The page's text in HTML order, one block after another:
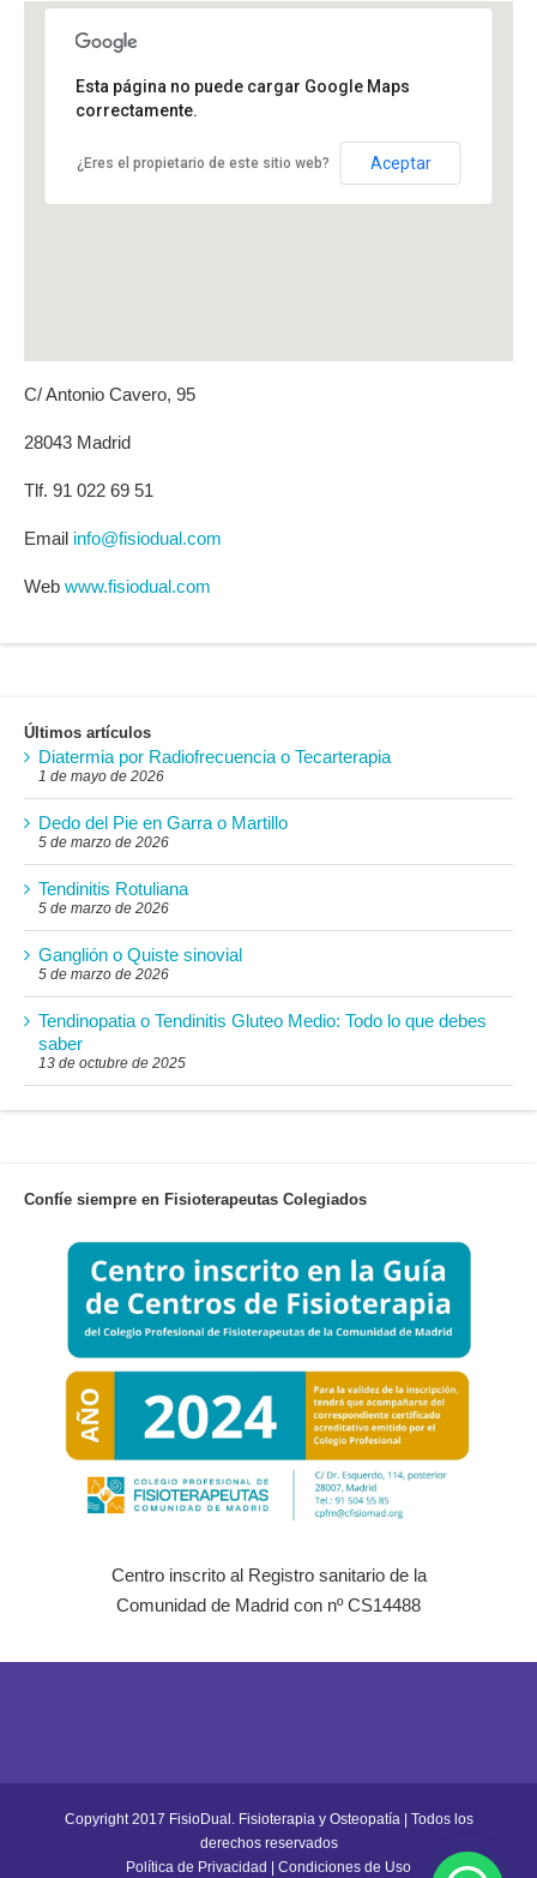
C/ Antonio Cavero, 95 28043 Madrid
Esta página no puede cargar Google Maps
correctamente.
¿Eres el propietario de este sitio web? Aceptar
C/ Antonio Cavero, 95
28043 Madrid
Tlf. 91 022 69 51
Email info@fisiodual.com
Web www.fisiodual.com
Últimos artículos
Diatermia por Radiofrecuencia o Tecarterapia
1 de mayo de 2026
Dedo del Pie en Garra o Martillo
5 de marzo de 2026
Tendinitis Rotuliana
5 de marzo de 2026
Ganglión o Quiste sinovial
5 de marzo de 2026
Tendinopatia o Tendinitis Gluteo Medio: Todo lo que debes
saber
13 de octubre de 2025
Confíe siempre en Fisioterapeutas Colegiados
Centro inscrito al Registro sanitario de la
Comunidad de Madrid con nº CS14488
Copyright 2017 FisioDual. Fisioterapia y Osteopatía | Todos los
derechos reservados
Política de Privacidad
Condiciones de Uso